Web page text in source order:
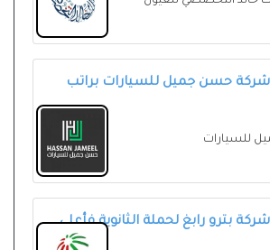
حسن جميل للسيارات براتب
للسيارات
بترو رابغ لحملة الثانوية فأعلى